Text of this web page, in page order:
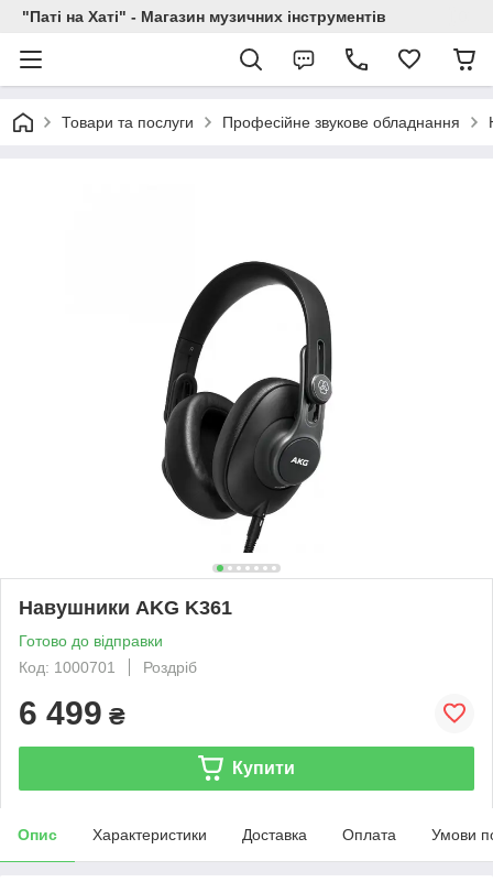
"Паті на Хаті" - Магазин музичних інструментів
Товари та послуги Професійне звукове обладнання
Навушники AKG K361
Готово до відправки
Код: 1000701
Роздріб
6 499 ₴
Купити
Опис Характеристики Доставка Оплата Умови